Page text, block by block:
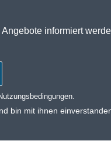
informiert
.
bin mit ihnen